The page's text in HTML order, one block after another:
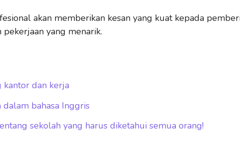
akan memberikan kesan yang kuat kepada
yang menarik.
kantor dan kerja
bahasa Inggris
sekolah yang harus diketahui semua orang!